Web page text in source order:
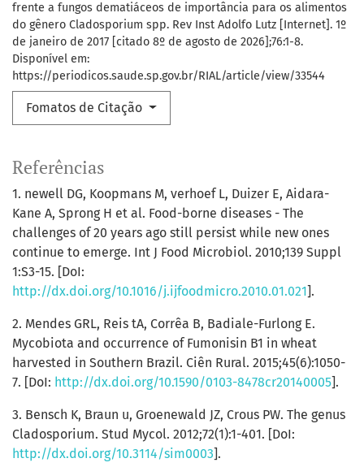
frente a fungos dematiáceos de importância para os alimentos
do gênero Cladosporium spp. Rev Inst Adolfo Lutz [Internet]. 1º
de janeiro de 2017 [citado 8º de agosto de 2026];76:1-8.
Disponível em:
https://periodicos.saude.sp.gov.br/RIAL/article/view/33544
Fomatos de Citação
Referências
1. newell DG, Koopmans M, verhoef L, Duizer E, Aidara-
Kane A, Sprong H et al. Food-borne diseases - The
challenges of 20 years ago still persist while new ones
continue to emerge. Int J Food Microbiol. 2010;139 Suppl
1:S3-15. [DoI:
http://dx.doi.org/10.1016/j.ijfoodmicro.2010.01.021].
2. Mendes GRL, Reis tA, Corrêa B, Badiale-Furlong E.
Mycobiota and occurrence of Fumonisin B1 in wheat
harvested in Southern Brazil. Ciên Rural. 2015;45(6):1050-
7. [DoI: http://dx.doi.org/10.1590/0103-8478cr20140005].
3. Bensch K, Braun u, Groenewald JZ, Crous PW. The genus
Cladosporium. Stud Mycol. 2012;72(1):1-401. [DoI:
http://dx.doi.org/10.3114/sim0003].